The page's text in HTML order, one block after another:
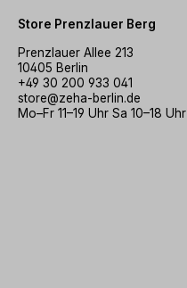
Store Prenzlauer Berg
Prenzlauer Allee 213
10405 Berlin
+49 30 200 933 041
store@zeha-berlin.de
Mo–Fr 11–19 Uhr Sa 10–18 Uhr